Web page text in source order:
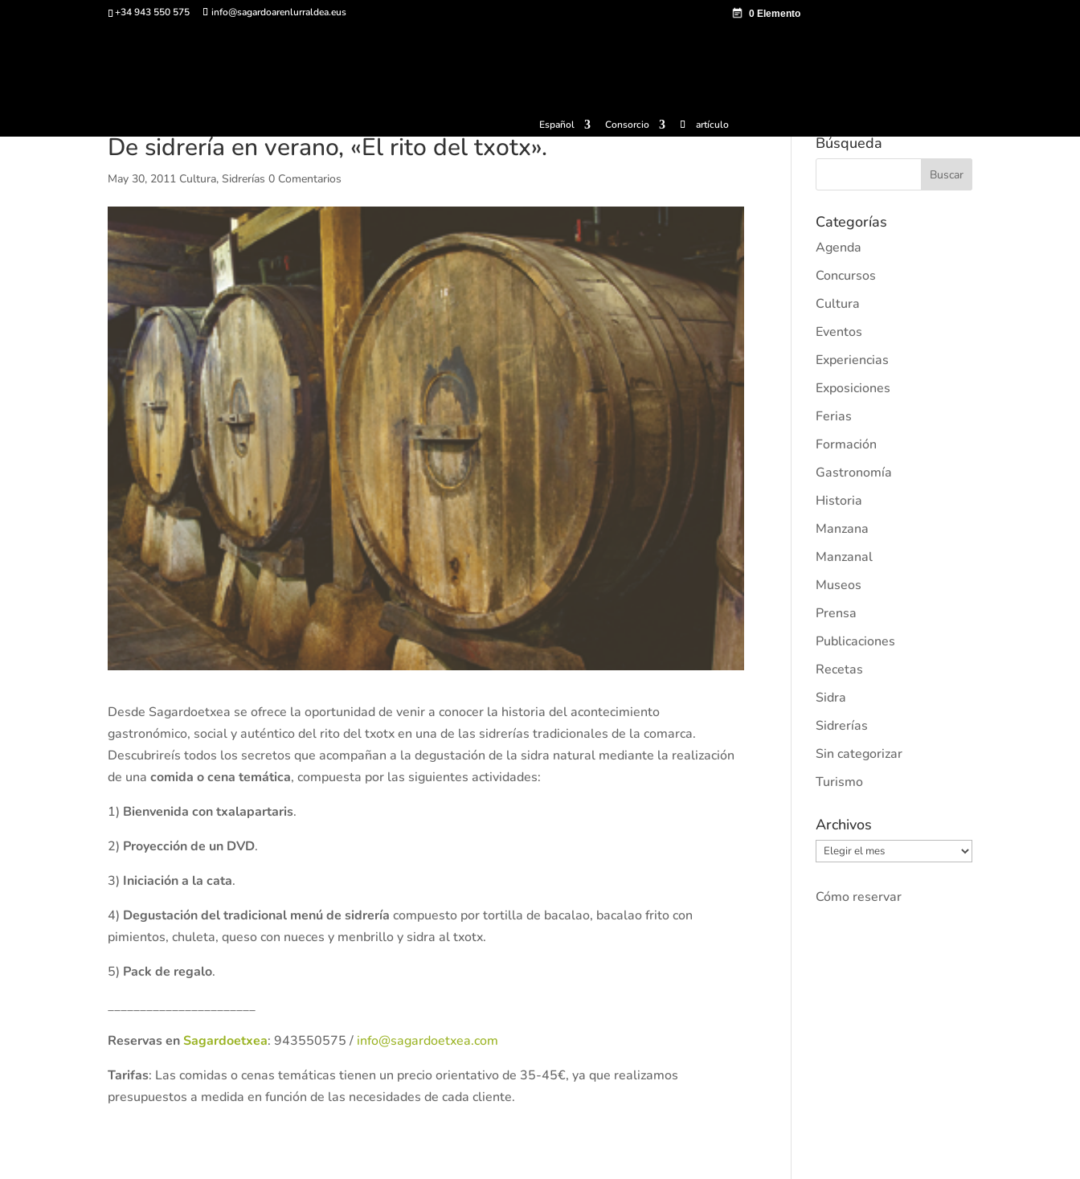
+34 943 550 575 info@sagardoarenlurraldea.eus
Español Consorcio artículo
De sidrería en verano, «El rito del txotx».
May 30, 2011 Cultura,Sidrerías 0 Comentarios
Desde Sagardoetxea se ofrece la oportunidad de venir a conocer la historia del acontecimiento
gastronómico, social y auténtico del rito del txotx en una de las sidrerías tradicionales de la comarca.
Descubrireís todos los secretos que acompañan a la degustación de la sidra natural mediante la realización
de unacomida o cena temática, compuesta por las siguientes actividades:
1) Bienvenida con txalapartaris.
2) Proyección de un DVD.
3) Iniciación a la cata.
4) Degustación del tradicional menú de sidrería compuesto por tortilla de bacalao, bacalao frito con
pimientos, chuleta, queso con nueces y menbrillo y sidra al txotx.
5) Pack de regalo.
_______________________
Reservas enSagardoetxea: 943550575 / info@sagardoetxea.com
Tarifas: Las comidas o cenas temáticas tienen un precio orientativo de 35-45€, ya que realizamos
presupuestos a medida en función de las necesidades de cada cliente.
Búsqueda
Categorías
Agenda
Concursos
Cultura
Eventos
Experiencias
Exposiciones
Ferias
Formación
Gastronomía
Historia
Manzana
Manzanal
Museos
Prensa
Publicaciones
Recetas
Sidra
Sidrerías
Sin categorizar
Turismo
Archivos
Archivos
Cómo reservar